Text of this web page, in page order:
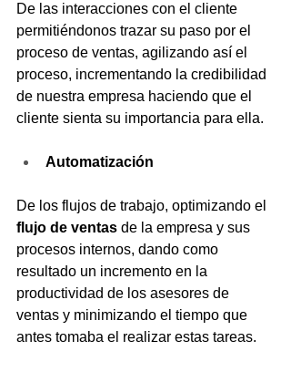
De las interacciones con el cliente
permitiéndonos trazar su paso por el
proceso de ventas, agilizando así el
proceso, incrementando la credibilidad
de nuestra empresa haciendo que el
cliente sienta su importancia para ella.
Automatización
De los flujos de trabajo, optimizando el
flujo de ventas de la empresa y sus
procesos internos, dando como
resultado un incremento en la
productividad de los asesores de
ventas y minimizando el tiempo que
antes tomaba el realizar estas tareas.